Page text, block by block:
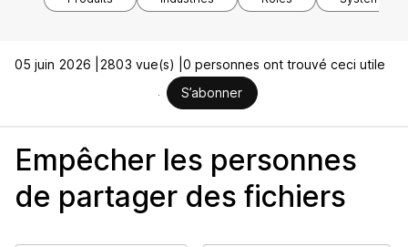
05 juin 2026 | 2803 vue(s) | 0 personnes ont trouvé ceci utile
S’abonner
Empêcher les personnes
de partager des fichiers